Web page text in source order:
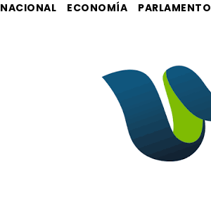
NACIONAL ECONOMÍA PARLAMENTO